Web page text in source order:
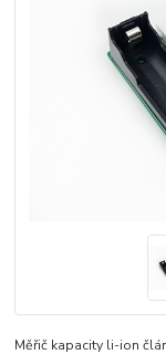
Měřič kapacity li-ion